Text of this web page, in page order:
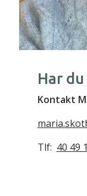
Har
Kontakt
Tlf: 40 49